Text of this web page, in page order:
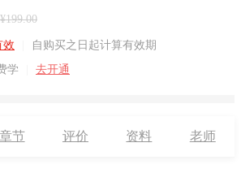
效 自购买之日起计算有效期
学 去开通
章节 评价 资料 老师